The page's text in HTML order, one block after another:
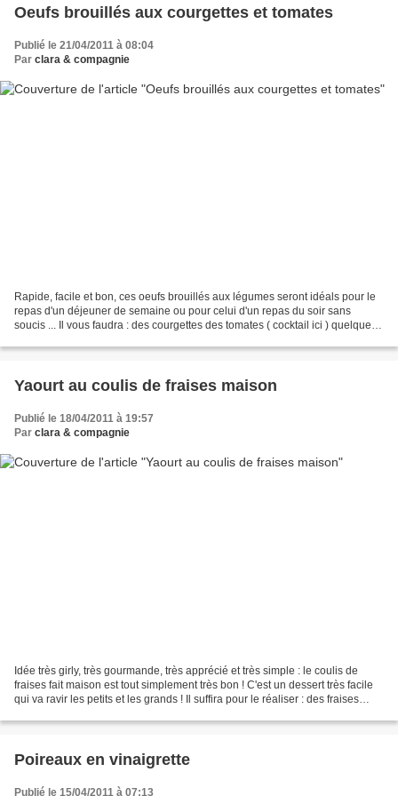
Oeufs brouillés aux courgettes et tomates
Publié le 21/04/2011 à 08:04
Par clara & compagnie
Rapide, facile et bon, ces oeufs brouillés aux légumes seront idéals pour le
repas d'un déjeuner de semaine ou pour celui d'un repas du soir sans
soucis ... Il vous faudra : des courgettes des tomates ( cocktail ici ) quelques
Yaourt au coulis de fraises maison
Publié le 18/04/2011 à 19:57
Par clara & compagnie
Idée très girly, très gourmande, très apprécié et très simple : le coulis de
fraises fait maison est tout simplement très bon ! C'est un dessert très facile
qui va ravir les petits et les grands ! Il suffira pour le réaliser : des fraises
Poireaux en vinaigrette
Publié le 15/04/2011 à 07:13